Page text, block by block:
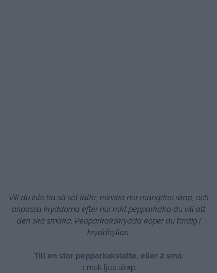
Vill du inte ha så söt latte, minska ner mängden sirap, och
anpassa kryddorna efter hur mkt pepparkaka du vill att
den ska smaka. Pepparkakskrydda köper du färdig i
kryddhyllan.
Till en stor pepparkakslatte, eller 2 små:
1 msk ljus sirap